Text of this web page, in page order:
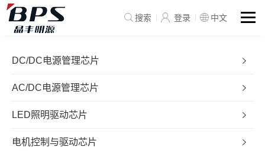
搜索 登录 中文
DC/DC电源管理芯片
AC/DC电源管理芯片
LED照明驱动芯片
电机控制与驱动芯片